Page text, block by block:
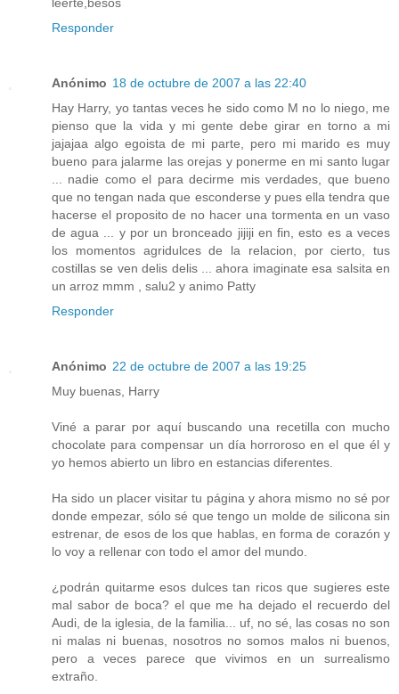
leerte,besos
Responder
Anónimo 18 de octubre de 2007 a las 22:40
Hay Harry, yo tantas veces he sido como M no lo niego, me
pienso que la vida y mi gente debe girar en torno a mi
jajajaa algo egoista de mi parte, pero mi marido es muy
bueno para jalarme las orejas y ponerme en mi santo lugar
... nadie como el para decirme mis verdades, que bueno
que no tengan nada que esconderse y pues ella tendra que
hacerse el proposito de no hacer una tormenta en un vaso
de agua ... y por un bronceado jijiji en fin, esto es a veces
los momentos agridulces de la relacion, por cierto, tus
costillas se ven delis delis ... ahora imaginate esa salsita en
un arroz mmm , salu2 y animo Patty
Responder
Anónimo 22 de octubre de 2007 a las 19:25
Muy buenas, Harry
Viné a parar por aquí buscando una recetilla con mucho
chocolate para compensar un día horroroso en el que él y
yo hemos abierto un libro en estancias diferentes.
Ha sido un placer visitar tu página y ahora mismo no sé por
donde empezar, sólo sé que tengo un molde de silicona sin
estrenar, de esos de los que hablas, en forma de corazón y
lo voy a rellenar con todo el amor del mundo.
¿podrán quitarme esos dulces tan ricos que sugieres este
mal sabor de boca? el que me ha dejado el recuerdo del
Audi, de la iglesia, de la familia... uf, no sé, las cosas no son
ni malas ni buenas, nosotros no somos malos ni buenos,
pero a veces parece que vivimos en un surrealismo
extraño.